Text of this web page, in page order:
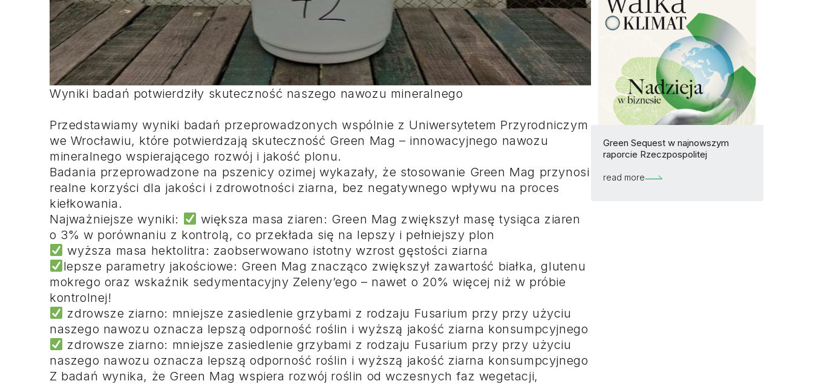
Wyniki badań potwierdziły skuteczność naszego nawozu mineralnego
Przedstawiamy wyniki badań przeprowadzonych wspólnie z Uniwersytetem Przyrodniczym
we Wrocławiu, które potwierdzają skuteczność Green Mag – innowacyjnego nawozu
mineralnego wspierającego rozwój i jakość plonu.
Badania przeprowadzone na pszenicy ozimej wykazały, że stosowanie Green Mag przynosi
realne korzyści dla jakości i zdrowotności ziarna, bez negatywnego wpływu na proces
kiełkowania.
Najważniejsze wyniki:
większa masa ziaren: Green Mag zwiększył masę tysiąca ziaren
o 3% w porównaniu z kontrolą, co przekłada się na lepszy i pełniejszy plon
wyższa masa hektolitra: zaobserwowano istotny wzrost gęstości ziarna
lepsze parametry jakościowe: Green Mag znacząco zwiększył zawartość białka, glutenu
mokrego oraz wskaźnik sedymentacyjny Zeleny’ego – nawet o 20% więcej niż w próbie
kontrolnej!
zdrowsze ziarno: mniejsze zasiedlenie grzybami z rodzaju Fusarium przy przy użyciu
naszego nawozu oznacza lepszą odporność roślin i wyższą jakość ziarna konsumpcyjnego
zdrowsze ziarno: mniejsze zasiedlenie grzybami z rodzaju Fusarium przy przy użyciu
naszego nawozu oznacza lepszą odporność roślin i wyższą jakość ziarna konsumpcyjnego
Z badań wynika, że Green Mag wspiera rozwój roślin od wczesnych faz wegetacji,
Green Sequest w najnowszym
raporcie Rzeczpospolitej
read more